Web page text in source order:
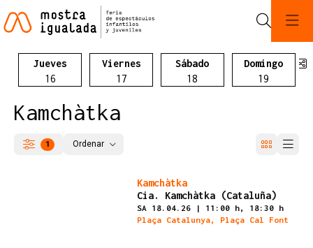
Jueves
16Jueves 16 de abril
Viernes
17Viernes 17 de abril
Sábado
18 Sábado 18 de abril
Domingo
19
Kamchàtka
Filtrar
1 Ordenar
Kamchàtka
Cia. Kamchàtka (Cataluña)
SA 18.04.26 | 11:00 h,
18:30 h
Plaça Catalunya, Plaça Cal Font